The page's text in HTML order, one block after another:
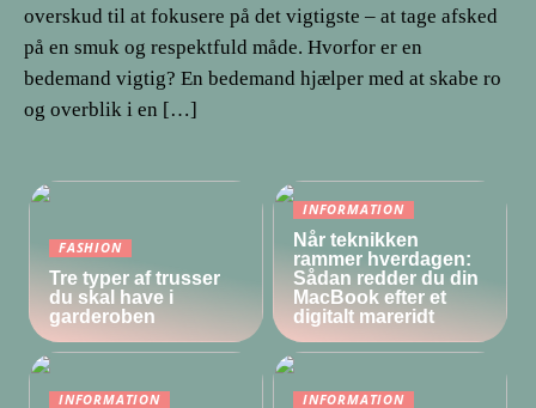
overskud til at fokusere på det vigtigste – at tage afsked
på en smuk og respektfuld måde. Hvorfor er en
bedemand vigtig? En bedemand hjælper med at skabe ro
og overblik i en […]
FASHION
Tre typer af trusser
du skal have i
garderoben
INFORMATION
Når teknikken
rammer hverdagen:
Sådan redder du din
MacBook efter et
digitalt mareridt
INFORMATION INFORMATION